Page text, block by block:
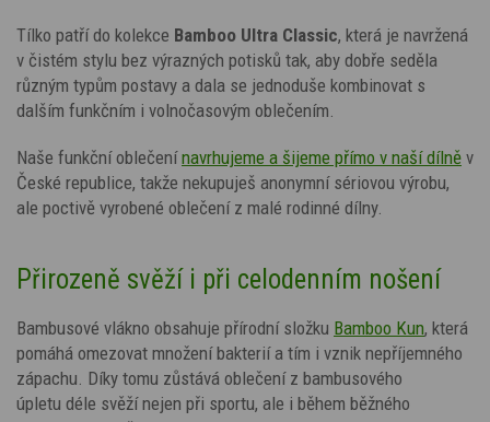
Tílko patří do kolekce Bamboo Ultra Classic, která je navržená
v čistém stylu bez výrazných potisků tak, aby dobře seděla
různým typům postavy a dala se jednoduše kombinovat s
dalším funkčním i volnočasovým oblečením.
Naše funkční oblečení navrhujeme a šijeme přímo v naší dílně v
České republice, takže nekupuješ anonymní sériovou výrobu,
ale poctivě vyrobené oblečení z malé rodinné dílny.
Přirozeně svěží i při celodenním nošení
Bambusové vlákno obsahuje přírodní složku Bamboo Kun, která
pomáhá omezovat množení bakterií a tím i vznik nepříjemného
zápachu. Díky tomu zůstává oblečení z bambusového
úpletu déle svěží nejen při sportu, ale i během běžného